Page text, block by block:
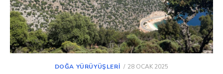
DOĞA YÜRÜYÜŞLERI
POSTED
28 OCAK 2025